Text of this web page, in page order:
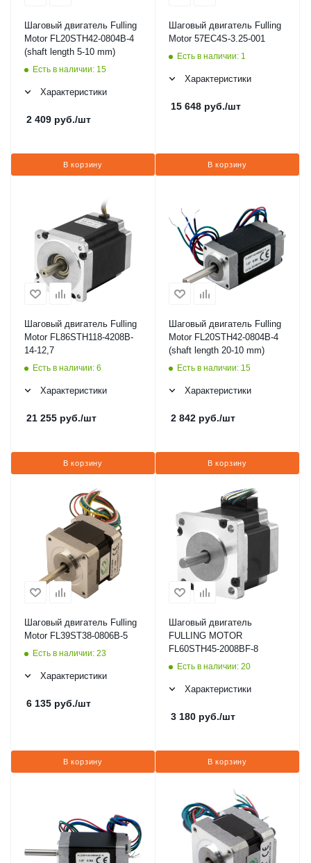
Шаговый двигатель Fulling
Motor FL20STH42-0804B-4
(shaft length 5-10 mm)
Есть в наличии: 15
Характеристики
2 409 руб./шт
В корзину
Шаговый двигатель Fulling
Motor 57EC4S-3.25-001
Есть в наличии: 1
Характеристики
15 648 руб./шт
В корзину
Шаговый двигатель Fulling
Motor FL86STH118-4208B-
14-12,7
Есть в наличии: 6
Характеристики
21 255 руб./шт
В корзину
Шаговый двигатель Fulling
Motor FL20STH42-0804B-4
(shaft length 20-10 mm)
Есть в наличии: 15
Характеристики
2 842 руб./шт
В корзину
Шаговый двигатель Fulling
Motor FL39ST38-0806B-5
Есть в наличии: 23
Характеристики
6 135 руб./шт
В корзину
Шаговый двигатель
FULLING MOTOR
FL60STH45-2008BF-8
Есть в наличии: 20
Характеристики
3 180 руб./шт
В корзину